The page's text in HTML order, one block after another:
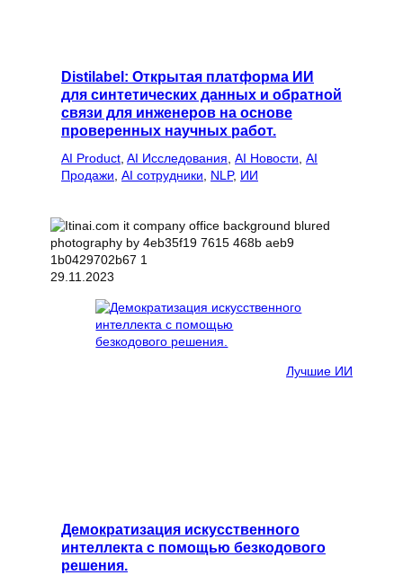
Distilabel: Открытая платформа ИИ
для синтетических данных и обратной
связи для инженеров на основе
проверенных научных работ.
AI Product, AI Исследования, AI Новости, AI
Продажи, AI сотрудники, NLP, ИИ
29.11.2023
Лучшие ИИ
Демократизация искусственного
интеллекта с помощью безкодового
решения.